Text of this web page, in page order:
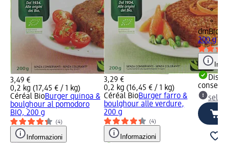
3,49 €
0,2 kg (17,45 € / 1 kg)
Céréal BioBurger quinoa &
boulghour al pomodoro
BIO, 200 g
(4)
Informazioni
3,29 €
0,2 kg (16,45 € / 1 kg)
Céréal BioBurger farro &
boulghour alle verdure,
200 g
(4)
Informazioni
dmBio
200 g